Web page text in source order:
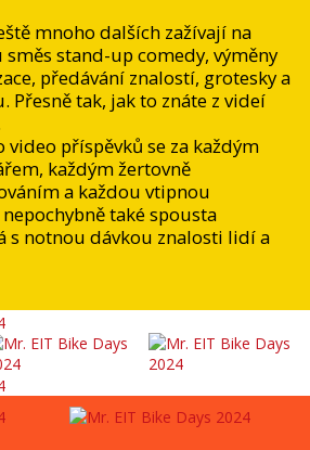
mnoho dalších zažívají na
stand-up comedy, výměny
předávání znalostí, grotesky a
tak, jak to znáte z videí
video příspěvků se za každým
každým žertovně
a každou vtipnou
také spousta
s notnou dávkou znalosti lidí a